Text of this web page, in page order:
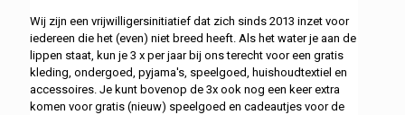
Wij zijn een vrijwilligersinitiatief dat zich sinds 2013 inzet voor
iedereen die het (even) niet breed heeft. Als het water je aan de
lippen staat, kun je 3 x per jaar bij ons terecht voor een gratis
kleding, ondergoed, pyjama's, speelgoed, huishoudtextiel en
accessoires. Je kunt bovenop de 3x ook nog een keer extra
komen voor gratis (nieuw) speelgoed en cadeautjes voor de